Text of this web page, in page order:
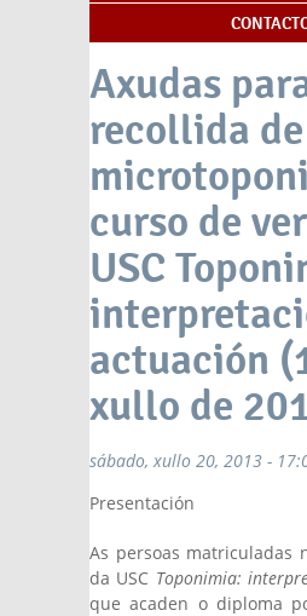
Axudas
recollida de
curso de
USC
actuación
xullo de
sábado, xullo 20, 2013 -
Presentación
As persoas matriculadas
da USC Toponimia:
que acaden o diploma